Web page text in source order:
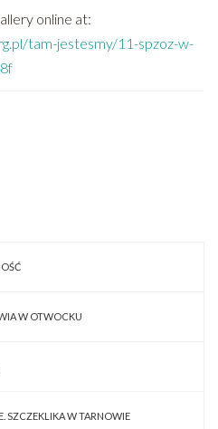
online at:
tam-jestesmy/11-spzoz-w-
W OTWOCKU
SZCZEKLIKA W TARNOWIE